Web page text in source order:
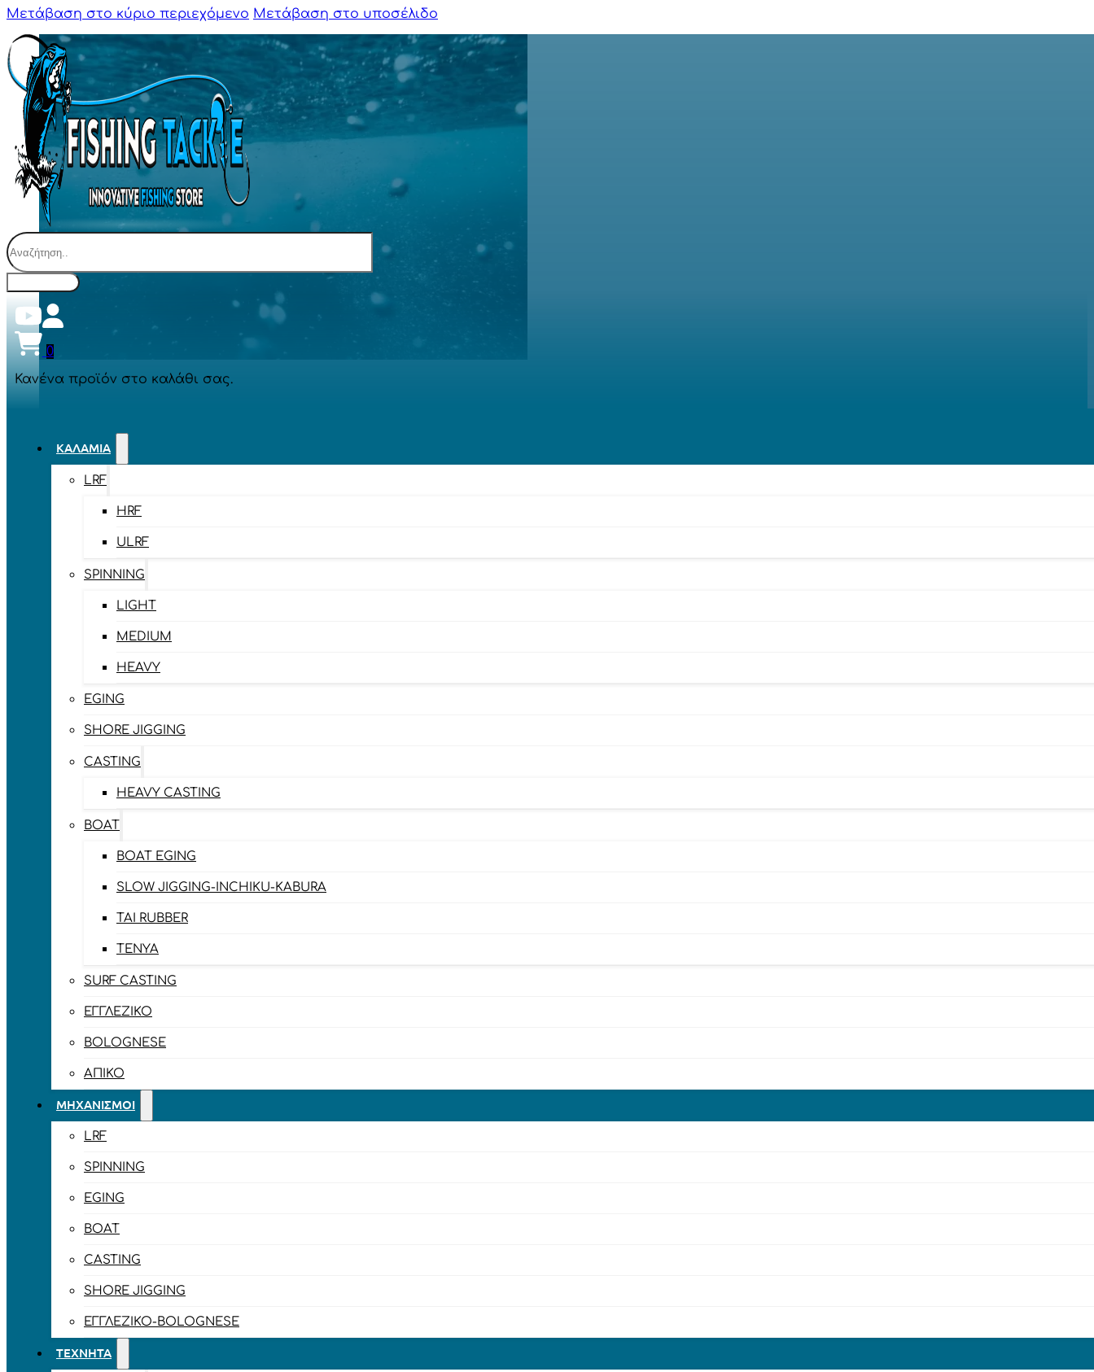
Μετάβαση στο κύριο περιεχόμενο Μετάβαση στο υποσέλιδο
Αναζήτηση
0
Κανένα προϊόν στο καλάθι σας.
ΚΑΛΆΜΙΑ
LRF
HRF
ULRF
SPINNING
LIGHT
MEDIUM
HEAVY
EGING
SHORE JIGGING
CASTING
HEAVY CASTING
BOAT
BOAT EGING
SLOW JIGGING-INCHIKU-KABURA
TAI RUBBER
TENYA
SURF CASTING
ΕΓΓΛΈΖΙΚΟ
BOLOGNESE
ΑΠΊΚΟ
ΜΗΧΑΝΙΣΜΟΊ
LRF
SPINNING
EGING
BOAT
CASTING
SHORE JIGGING
ΕΓΓΛΈΖΙΚΟ-BOLOGNESE
ΤΕΧΝΗΤΆ